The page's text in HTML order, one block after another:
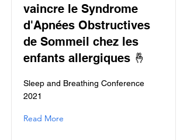
vaincre le Syndrome
d'Apnées Obstructives
de Sommeil chez les
enfants allergiques 🤞
Sleep and Breathing Conference
2021
Read More